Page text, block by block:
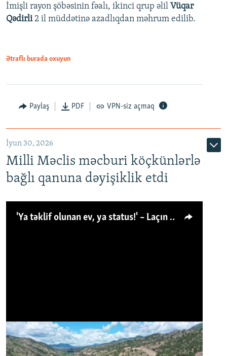
İmişli rayon şöbəsinin fəalı, ikinci qrup əlil Vüqar
Qədirli2 il müddətinə azadlıqdan məhrum edilib.
Ətraflı burada oxuyun
Paylaş PDF VPN-siz açmaq
İyun 30, 2026
Milli Məclis məcburi köçkünlərlə
bağlı qanuna dəyişiklik etdi
'Ya təklif olunan ev, ya status!' – Laçın köçkünü: 'Laçından başqa heç hara!'